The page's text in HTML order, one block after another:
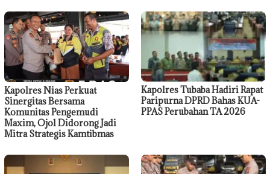
Kapolres Nias Perkuat
Sinergitas Bersama
Komunitas Pengemudi
Maxim, Ojol Didorong Jadi
Mitra Strategis Kamtibmas
Kapolres Tubaba Hadiri Rapat
Paripurna DPRD Bahas KUA-
PPAS Perubahan TA 2026